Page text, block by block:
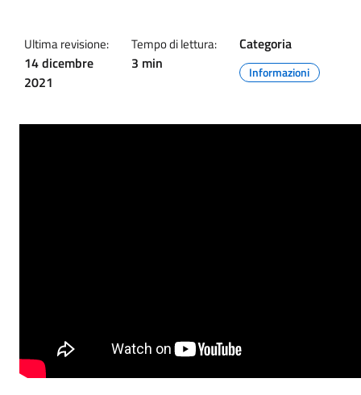
Ultima revisione:
14 dicembre
2021
Tempo di lettura:
3 min
Categoria
Informazioni